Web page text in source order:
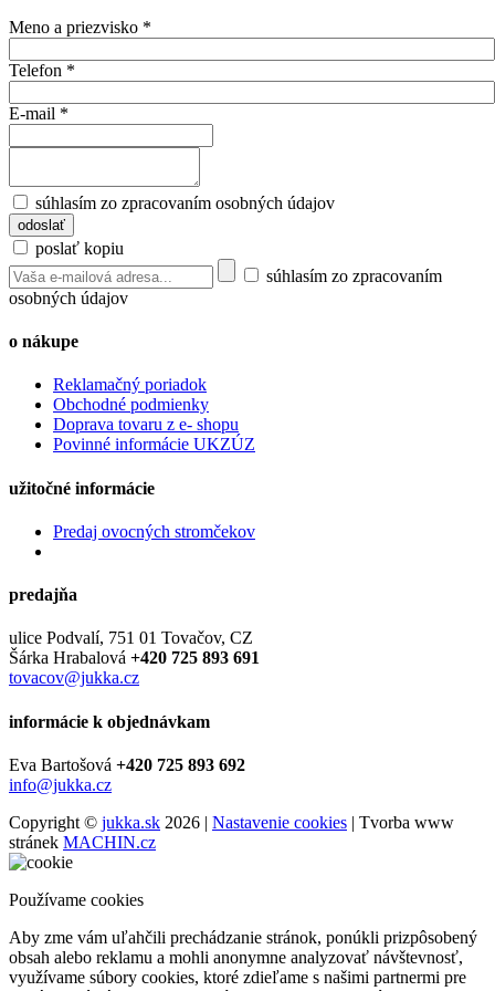
Meno a priezvisko *
Telefon *
E-mail *
súhlasím zo zpracovaním osobných údajov
poslať kopiu
súhlasím zo zpracovaním
osobných údajov
o nákupe
Reklamačný poriadok
Obchodné podmienky
Doprava tovaru z e- shopu
Povinné informácie UKZÚZ
užitočné informácie
Predaj ovocných stromčekov
predajňa
ulice Podvalí, 751 01 Tovačov, CZ
Šárka Hrabalová +420 725 893 691
tovacov@jukka.cz
informácie k objednávkam
Eva Bartošová +420 725 893 692
info@jukka.cz
Copyright © jukka.sk 2026 | Nastavenie cookies | Tvorba www
stránek MACHIN.cz
Používame cookies
Aby zme vám uľahčili prechádzanie stránok, ponúkli prizpôsobený
obsah alebo reklamu a mohli anonymne analyzovať návštevnosť,
využívame súbory cookies, ktoré zdieľame s našimi partnermi pre